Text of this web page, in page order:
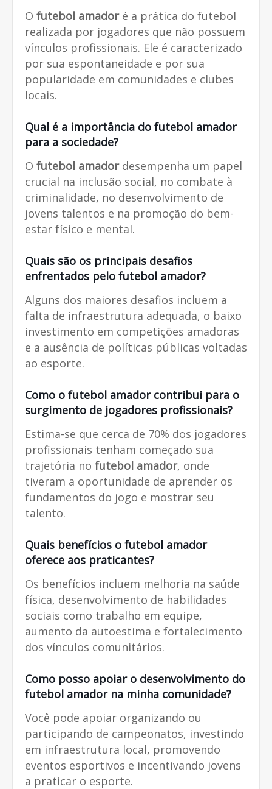
O futebol amadoré a prática do futebol
realizada por jogadores que não possuem
vínculos profissionais. Ele é caracterizado
por sua espontaneidade e por sua
popularidade em comunidades e clubes
locais.
Qual é a importância do futebol amador
para a sociedade?
O futebol amadordesempenha um papel
crucial na inclusão social, no combate à
criminalidade, no desenvolvimento de
jovens talentos e na promoção do bem-
estar físico e mental.
Quais são os principais desafios
enfrentados pelo futebol amador?
Alguns dos maiores desafios incluem a
falta de infraestrutura adequada, o baixo
investimento em competições amadoras
e a ausência de políticas públicas voltadas
ao esporte.
Como o futebol amadorcontribui para o
surgimento de jogadores profissionais?
Estima-se que cerca de 70% dos jogadores
profissionais tenham começado sua
trajetória no futebol amador, onde
tiveram a oportunidade de aprender os
fundamentos do jogo e mostrar seu
talento.
Quais benefícios o futebol amador
oferece aos praticantes?
Os benefícios incluem melhoria na saúde
física, desenvolvimento de habilidades
sociais como trabalho em equipe,
aumento da autoestima e fortalecimento
dos vínculos comunitários.
Como posso apoiar o desenvolvimento do
futebol amadorna minha comunidade?
Você pode apoiar organizando ou
participando de campeonatos, investindo
em infraestrutura local, promovendo
eventos esportivos e incentivando jovens
a praticar o esporte.